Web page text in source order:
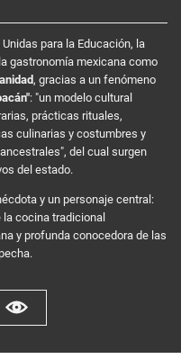
para la Educación, la
gastronomía mexicana como
, gracias a un fenómeno
: "un modelo cultural
prácticas rituales,
culinarias y costumbres y
del cual surgen
del estado.
y un personaje central:
la cocina tradicional
y profunda conocedora de las